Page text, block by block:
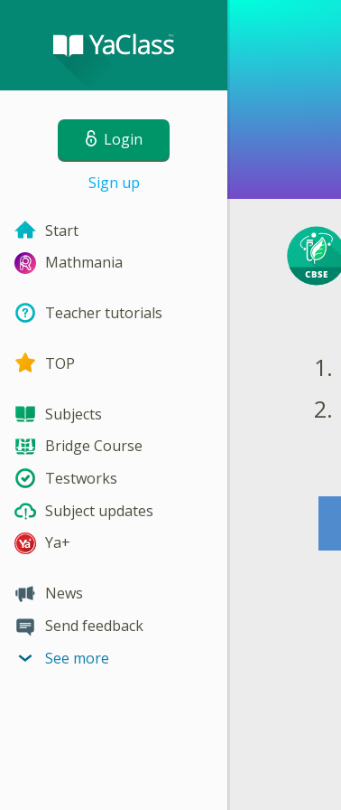
Login
Sign up
Start
Mathmania
Teacher tutorials
TOP
Subjects
Bridge Course
Testworks
Subject updates
Ya+
News
Send feedback
See more